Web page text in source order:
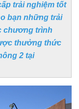
trải nghiệm tốt
bạn những trải
chương trình
thưởng thức
2 tại